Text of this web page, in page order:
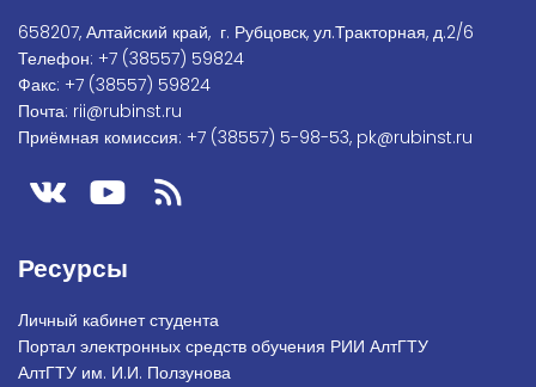
658207, Алтайский край, г. Рубцовск, ул.Тракторная, д.2/6
Телефон: +7 (38557) 59824
Факс: +7 (38557) 59824
Почта: rii@rubinst.ru
Приёмная комиссия: +7 (38557) 5-98-53, pk@rubinst.ru
Ресурсы
Личный кабинет студента
Портал электронных средств обучения РИИ АлтГТУ
АлтГТУ им. И.И. Ползунова